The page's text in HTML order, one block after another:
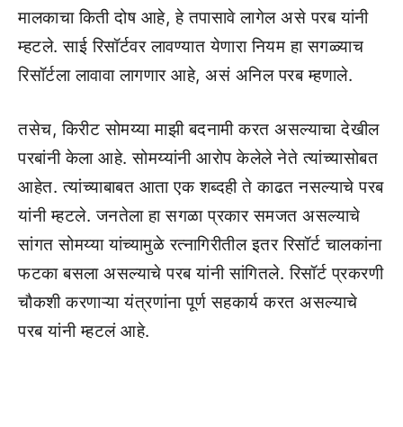
मालकाचा किती दोष आहे, हे तपासावे लागेल असे परब यांनी
म्हटले. साई रिसॉर्टवर लावण्यात येणारा नियम हा सगळ्याच
रिसॉर्टला लावावा लागणार आहे, असं अनिल परब म्हणाले.
तसेच, किरीट सोमय्या माझी बदनामी करत असल्याचा देखील
परबांनी केला आहे. सोमय्यांनी आरोप केलेले नेते त्यांच्यासोबत
आहेत. त्यांच्याबाबत आता एक शब्दही ते काढत नसल्याचे परब
यांनी म्हटले. जनतेला हा सगळा प्रकार समजत असल्याचे
सांगत सोमय्या यांच्यामुळे रत्नागिरीतील इतर रिसॉर्ट चालकांना
फटका बसला असल्याचे परब यांनी सांगितले. रिसॉर्ट प्रकरणी
चौकशी करणाऱ्या यंत्रणांना पूर्ण सहकार्य करत असल्याचे
परब यांनी म्हटलं आहे.